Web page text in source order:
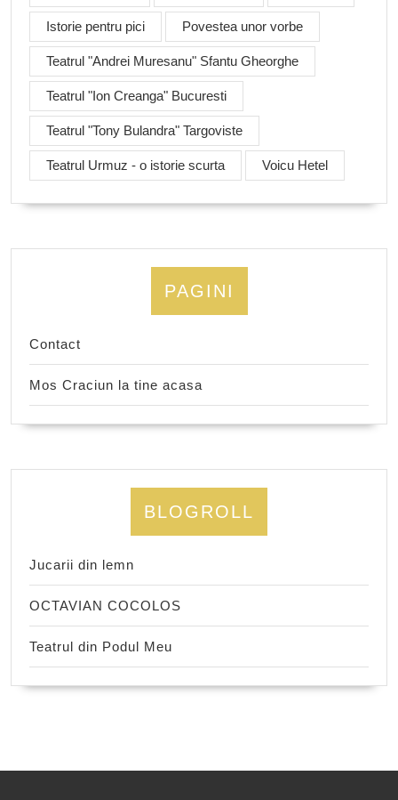
Istorie pentru pici Povestea unor vorbe
Teatrul "Andrei Muresanu" Sfantu Gheorghe
Teatrul "Ion Creanga" Bucuresti
Teatrul "Tony Bulandra" Targoviste
Teatrul Urmuz - o istorie scurta Voicu Hetel
PAGINI
Contact
Mos Craciun la tine acasa
BLOGROLL
Jucarii din lemn
OCTAVIAN COCOLOS
Teatrul din Podul Meu